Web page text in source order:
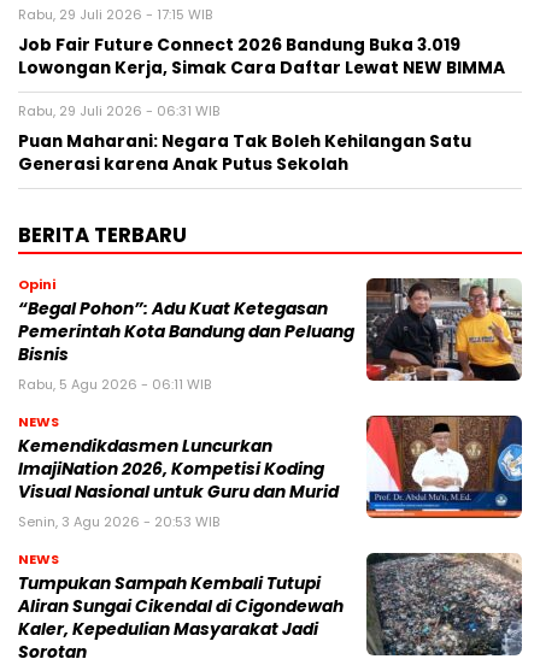
Rabu, 29 Juli 2026 - 17:15 WIB
Job Fair Future Connect 2026 Bandung Buka 3.019
Lowongan Kerja, Simak Cara Daftar Lewat NEW BIMMA
Rabu, 29 Juli 2026 - 06:31 WIB
Puan Maharani: Negara Tak Boleh Kehilangan Satu
Generasi karena Anak Putus Sekolah
BERITA TERBARU
Opini
“Begal Pohon”: Adu Kuat Ketegasan
Pemerintah Kota Bandung dan Peluang
Bisnis
Rabu, 5 Agu 2026 - 06:11 WIB
NEWS
Kemendikdasmen Luncurkan
ImajiNation 2026, Kompetisi Koding
Visual Nasional untuk Guru dan Murid
Senin, 3 Agu 2026 - 20:53 WIB
NEWS
Tumpukan Sampah Kembali Tutupi
Aliran Sungai Cikendal di Cigondewah
Kaler, Kepedulian Masyarakat Jadi
Sorotan